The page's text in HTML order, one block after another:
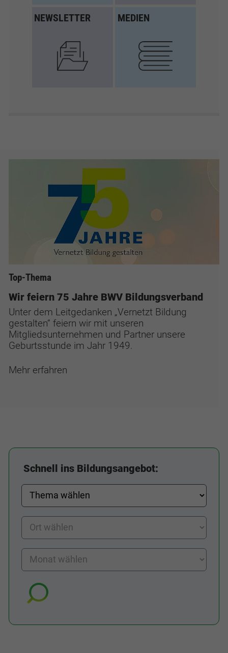
Top-Thema
Wir feiern 75 Jahre BWV Bildungsverband
Unter dem Leitgedanken „Vernetzt Bildung
gestalten“ feiern wir mit unseren
Mitgliedsunternehmen und Partner unsere
Geburtsstunde im Jahr 1949.
Mehr erfahren
NEWSLETTER MEDIEN
Schnell ins Bildungsangebot: